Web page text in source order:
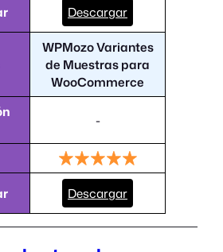
Descargar
WPMozo Variantes
de Muestras para
WooCommerce
-
Descargar